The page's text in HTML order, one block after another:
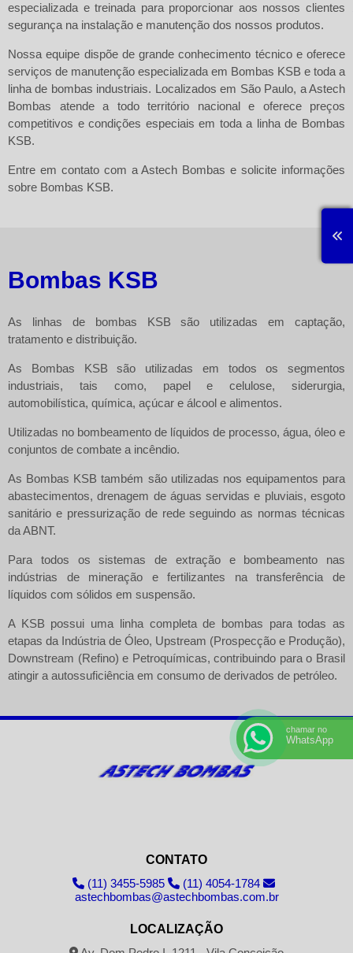
especializada e treinada para proporcionar aos nossos clientes
segurança na instalação e manutenção dos nossos produtos.
Nossa equipe dispõe de grande conhecimento técnico e oferece
serviços de manutenção especializada em Bombas KSB e toda a
linha de bombas industriais. Localizados em São Paulo, a Astech
Bombas atende a todo território nacional e oferece preços
competitivos e condições especiais em toda a linha de Bombas
KSB.
Entre em contato com aAstech Bombas e solicite informações
sobre Bombas KSB.
Bombas KSB
As linhas de bombas KSB são utilizadas em captação,
tratamento e distribuição.
As Bombas KSB são utilizadas em todos os segmentos
industriais, tais como, papel e celulose, siderurgia,
automobilística, química, açúcar e álcool e alimentos.
Utilizadas no bombeamento de líquidos de processo, água, óleo e
conjuntos de combate a incêndio.
As Bombas KSB também são utilizadas nos equipamentos para
abastecimentos, drenagem de águas servidas e pluviais, esgoto
sanitário e pressurização de rede seguindo as normas técnicas
da ABNT.
Para todos os sistemas de extração e bombeamento nas
indústrias de mineração e fertilizantes na transferência de
líquidos com sólidos em suspensão.
A KSB possui uma linha completa de bombas para todas as
etapas da Indústria de Óleo, Upstream (Prospecção e Produção),
Downstream (Refino) e Petroquímicas, contribuindo para o Brasil
atingir a autossuficiência em consumo de derivados de petróleo.
CONTATO
(11) 3455-5985
(11) 4054-1784
astechbombas@astechbombas.com.br
LOCALIZAÇÃO
chamar no
WhatsApp